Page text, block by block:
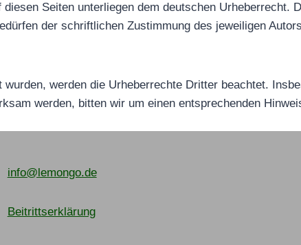
Seiten unterliegen dem deutschen Urheberrecht.
der schriftlichen Zustimmung des jeweiligen
werden die Urheberrechte Dritter beachtet.
werden, bitten wir um einen entsprechenden
info@lemongo.de
Beitrittserklärung